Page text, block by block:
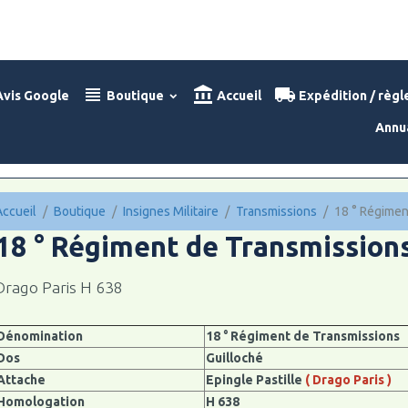
Google Boutique Accueil Expédition /
Boutique Insignes Militaire Transmissions 18 °
° Régiment de
Paris H 638
18 ° Régiment de Transmissions
Guilloché
Epingle Pastille ( Drago Paris )
H 638